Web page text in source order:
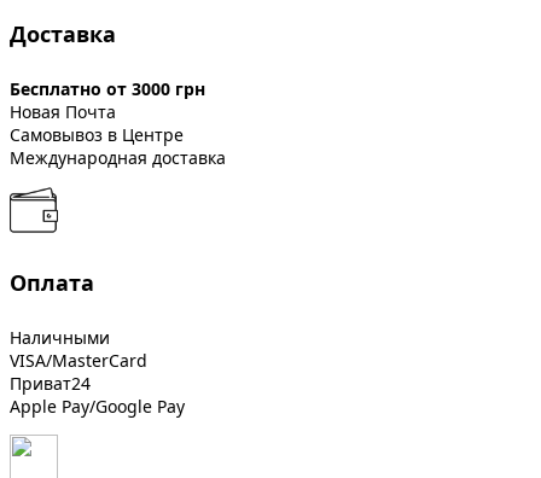
Доставка
Бесплатно от 3000 грн
Новая Почта
Самовывоз в Центре
Международная доставка
Оплата
Наличными
VISA/MasterCard
Приват24
Apple Pay/Google Pay